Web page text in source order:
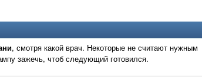
, смотря какой врач. Некоторые не считают нужным
зажечь, чтоб следующий готовился.